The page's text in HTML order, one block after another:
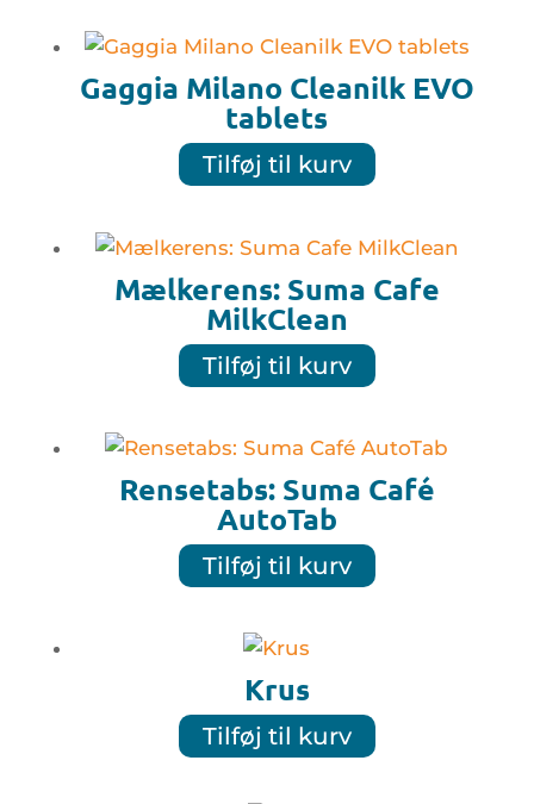
Gaggia Milano Cleanilk EVO
tablets
Tilføj til kurv
Mælkerens: Suma Cafe
MilkClean
Tilføj til kurv
Rensetabs: Suma Café
AutoTab
Tilføj til kurv
Krus
Tilføj til kurv